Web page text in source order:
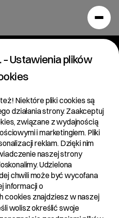
technology. We are building the
– Ustawienia plików
Niektóre pliki cookies są
działania strony. Zaakceptuj
związane z wydajnością
i marketingiem. Pliki
reklam. Dzięki nim
naszej strony
Udzielona
chwili może być wycofana
informacji o
cookies znajdziesz w naszej
wolisz określić swoje